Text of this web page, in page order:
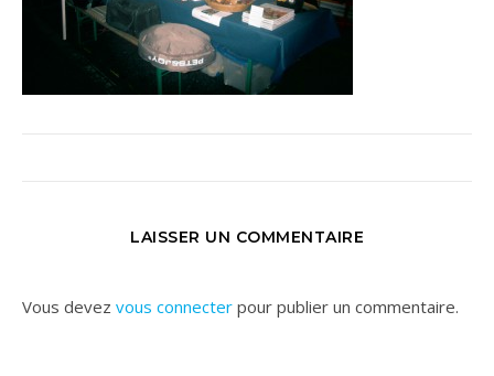
LAISSER UN COMMENTAIRE
Vous devez vous connecter pour publier un commentaire.